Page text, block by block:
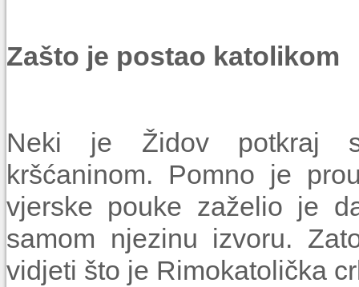
Zašto je postao katolikom
Neki je Židov potkraj
kršćaninom. Pomno je
vjerske pouke zaželio je
samom njezinu izvoru.
vidjeti što je Rimokatolička